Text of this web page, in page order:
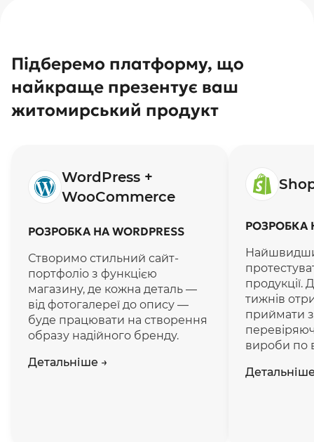
Підберемо платформу, що
найкраще презентує ваш
житомирський продукт
WordPress +
WooCommerce
РОЗРОБКА НА WORDPRESS
Створимо стильний сайт-
портфоліо з функцією
магазину, де кожна деталь —
від фотогалереї до опису —
буде працювати на створення
образу надійного бренду.
Детальніше →
РОЗРОБКА
продукції.
тижнів
приймати
вироби по